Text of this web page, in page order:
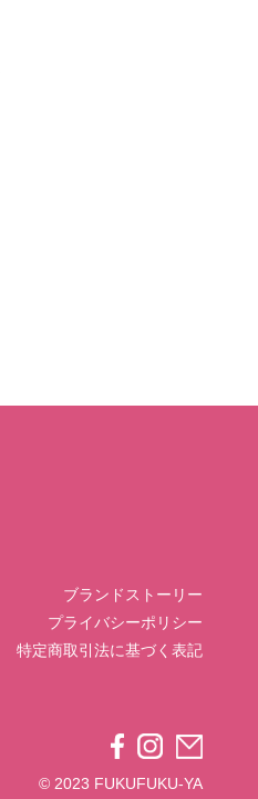
ブランドストーリー
プライバシーポリシー
特定商取引法に基づく表記
© 2023 FUKUFUKU-YA